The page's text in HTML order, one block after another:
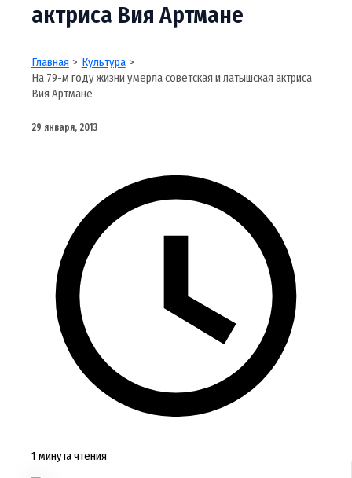
актриса Вия Артмане
Главная
Культура
На 79-м году жизни умерла советская и латышская актриса
Вия Артмане
29 января, 2013
1 минута чтения